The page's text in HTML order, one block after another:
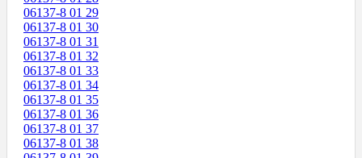
06137-8 01 29
06137-8 01 30
06137-8 01 31
06137-8 01 32
06137-8 01 33
06137-8 01 34
06137-8 01 35
06137-8 01 36
06137-8 01 37
06137-8 01 38